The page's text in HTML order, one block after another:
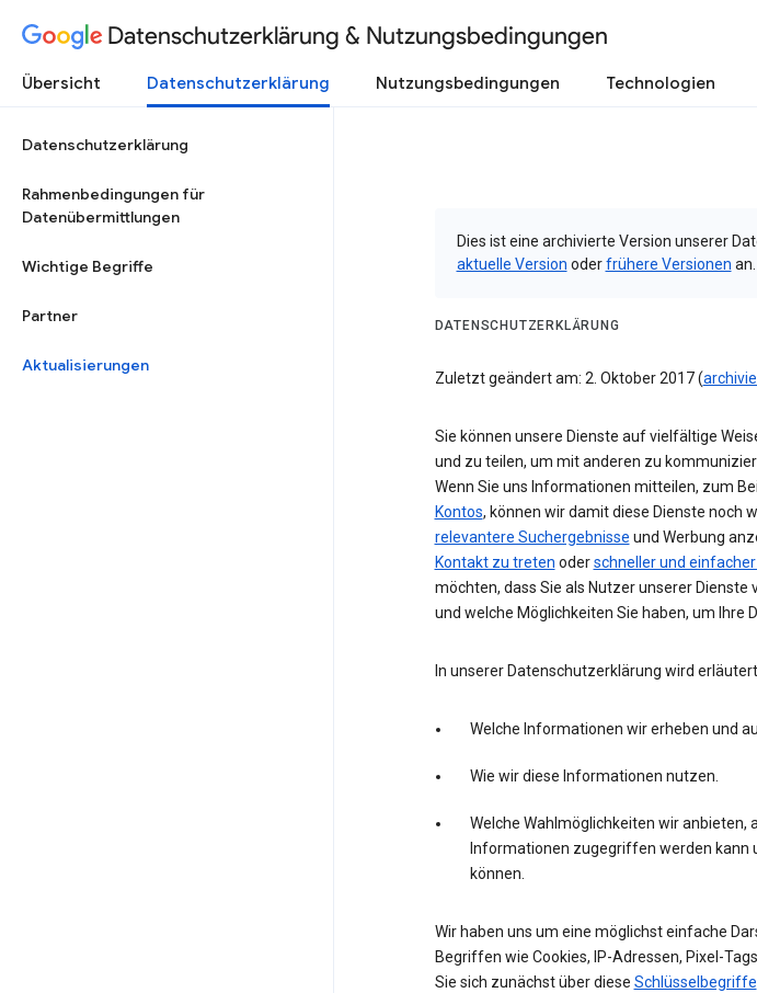
Datenschutzerklärung & Nutzungsbedingungen
Übersicht Datenschutzerklärung Nutzungsbedingungen Technologien
Datenschutzerklärung
Rahmenbedingungen für
Datenübermittlungen
Wichtige Begriffe
Partner
Aktualisierungen
Dies ist eine archivierte Version unserer
aktuelle Version oderfrühere Versionen an.
DATENSCHUTZERKLÄRUNG
Zuletzt geändert am: 2. Oktober 2017 (
Sie können unsere Dienste auf vielfältige
und zu teilen, um mit anderen zu
Wenn Sie uns Informationen mitteilen, zum
Kontos, können wir damit diese Dienste noch
relevantere Suchergebnisse und Werbung
Kontakt zu treten oderschneller und
möchten, dass Sie als Nutzer unserer
und welche Möglichkeiten Sie haben, um Ihre
In unserer Datenschutzerklärung wird
Welche Informationen wir erheben und
Wie wir diese Informationen nutzen.
Welche Wahlmöglichkeiten wir anbieten,
Informationen zugegriffen werden kann
können.
Wir haben uns um eine möglichst einfache
Begriffen wie Cookies, IP-Adressen, Pixel-
Sie sich zunächst über diese Schlüsselbegriffe